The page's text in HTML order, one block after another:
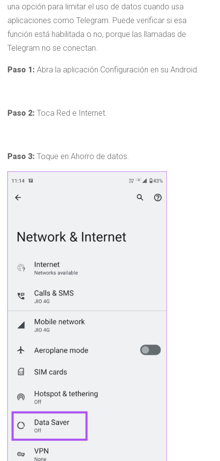
una opción para limitar el uso de datos cuando usa
aplicaciones como Telegram. Puede verificar si esa
función está habilitada o no, porque las llamadas de
Telegram no se conectan.
Paso 1: Abra la aplicación Configuración en su Android.
Paso 2: Toca Red e Internet.
Paso 3: Toque en Ahorro de datos.